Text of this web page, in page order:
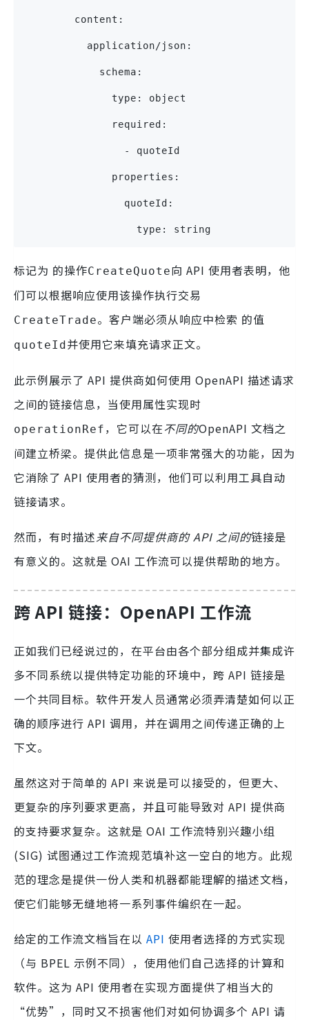
        content:
          application/json:
            schema:
              type: object
              required:
                - quoteId
              properties:
                quoteId:
                  type: string
标记为 的操作CreateQuote向 API 使用者表明，他
们可以根据响应使用该操作执行交易
CreateTrade。客户端必须从响应中检索 的值
quoteId 并使用它来填充请求正文。
此示例展示了 API 提供商如何使用 OpenAPI 描述请求
之间的链接信息，当使用属性实现时
operationRef ，它可以在不同的OpenAPI 文档之
间建立桥梁。提供此信息是一项非常强大的功能，因为
它消除了 API 使用者的猜测，他们可以利用工具自动
链接请求。
然而，有时描述来自不同提供商的 API 之间的链接是
有意义的。这就是 OAI 工作流可以提供帮助的地方。
跨 API 链接：OpenAPI 工作流
正如我们已经说过的，在平台由各个部分组成并集成许
多不同系统以提供特定功能的环境中，跨 API 链接是
一个共同目标。软件开发人员通常必须弄清楚如何以正
确的顺序进行 API 调用，并在调用之间传递正确的上
下文。
虽然这对于简单的 API 来说是可以接受的，但更大、
更复杂的序列要求更高，并且可能导致对 API 提供商
的支持要求复杂。这就是 OAI 工作流特别兴趣小组
(SIG) 试图通过工作流规范填补这一空白的地方。此规
范的理念是提供一份人类和机器都能理解的描述文档，
使它们能够无缝地将一系列事件编织在一起。
给定的工作流文档旨在以 API 使用者选择的方式实现
（与 BPEL 示例不同），使用他们自己选择的计算和
软件。这为 API 使用者在实现方面提供了相当大的
“优势”，同时又不损害他们对如何协调多个 API 请